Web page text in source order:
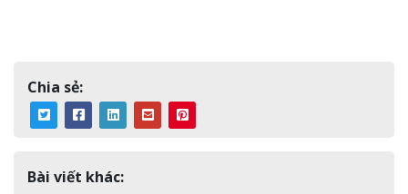
Chia sẻ:
Bài viết khác: